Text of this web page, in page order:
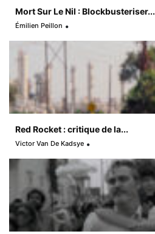
Mort Sur Le Nil : Blockbusteriser...
Émilien Peillon
Red Rocket : critique de la...
Victor Van De Kadsye